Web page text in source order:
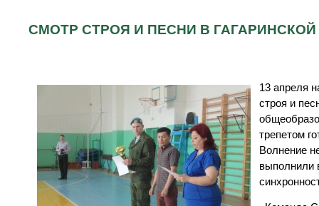
СМОТР СТРОЯ И ПЕСНИ В
13 апреля
строя и
трепетом
Волнение
выполнили